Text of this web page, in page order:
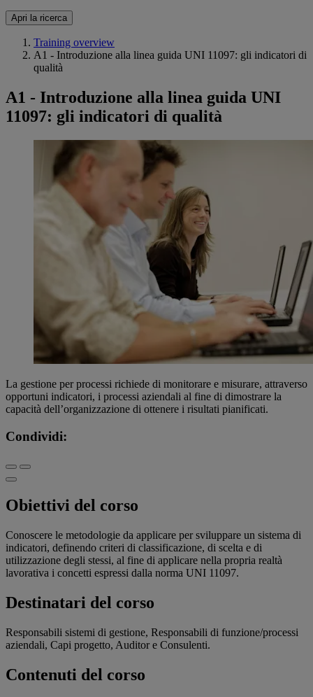
Apri la ricerca
Training overview
A1 - Introduzione alla linea guida UNI 11097: gli indicatori di
qualità
A1 - Introduzione alla linea guida UNI
11097: gli indicatori di qualità
La gestione per processi richiede di monitorare e misurare, attraverso
opportuni indicatori, i processi aziendali al fine di dimostrare la
capacità dell’organizzazione di ottenere i risultati pianificati.
Condividi:
Obiettivi del corso
Conoscere le metodologie da applicare per sviluppare un sistema di
indicatori, definendo criteri di classificazione, di scelta e di
utilizzazione degli stessi, al fine di applicare nella propria realtà
lavorativa i concetti espressi dalla norma UNI 11097.
Destinatari del corso
Responsabili sistemi di gestione, Responsabili di funzione/processi
aziendali, Capi progetto, Auditor e Consulenti.
Contenuti del corso